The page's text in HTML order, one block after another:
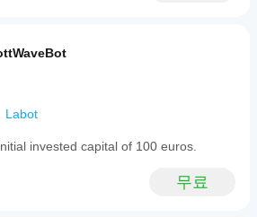
능한 트렌드라인 감지:
기간과 가격 소스(종가 대 고가/저
습니다.
급 트렌드라인 검증: 최소 터치 횟수
로 선을 필터링합니다.
돌파, 접촉, 접근을 활용
해 완전히 사용자 정의 가능한 동작
Labot
invested capital of 100 euros.
무료